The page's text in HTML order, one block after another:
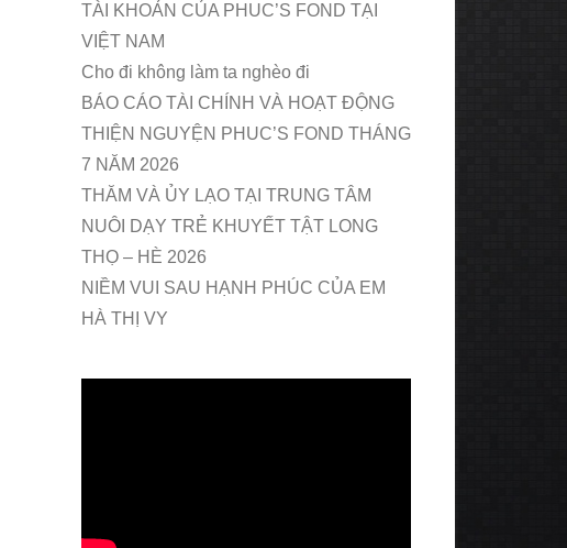
TÀI KHOẢN CỦA PHUC’S FOND TẠI
VIỆT NAM
Cho đi không làm ta nghèo đi
BÁO CÁO TÀI CHÍNH VÀ HOẠT ĐỘNG
THIỆN NGUYỆN PHUC’S FOND THÁNG
7 NĂM 2026
THĂM VÀ ỦY LẠO TẠI TRUNG TÂM
NUÔI DẠY TRẺ KHUYẾT TẬT LONG
THỌ – HÈ 2026
NIỀM VUI SAU HẠNH PHÚC CỦA EM
HÀ THỊ VY